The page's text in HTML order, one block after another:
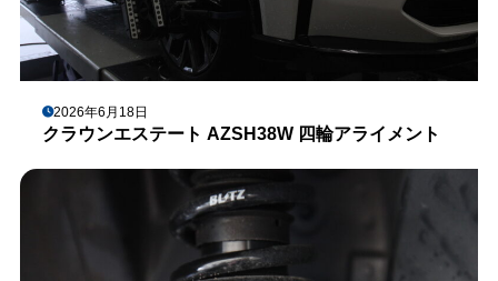
2026年6月18日
クラウンエステート AZSH38W 四輪アライメント